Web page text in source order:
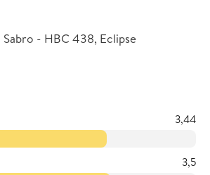
- HBC 438, Eclipse
3,44
3,5